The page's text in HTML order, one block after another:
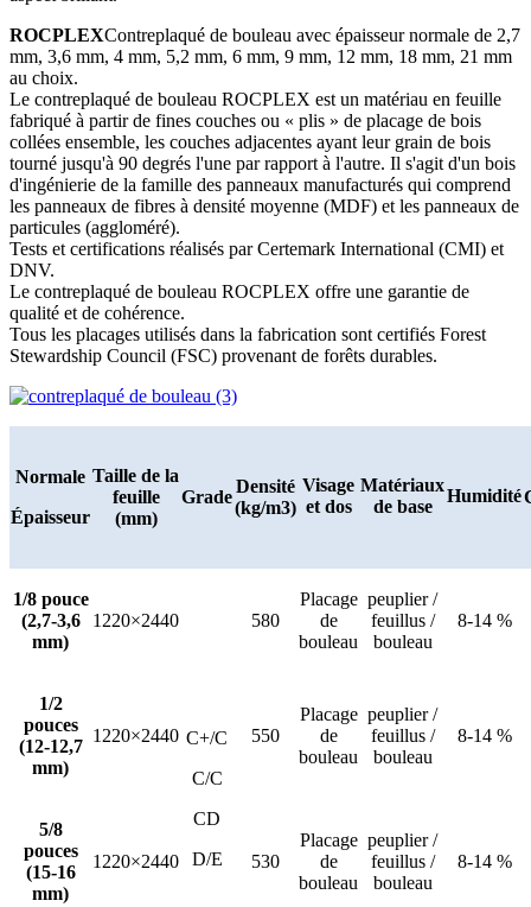
ROCPLEXContreplaqué de bouleau avec épaisseur normale de 2,7
mm, 3,6 mm, 4 mm, 5,2 mm, 6 mm, 9 mm, 12 mm, 18 mm, 21 mm
au choix.
Le contreplaqué de bouleau ROCPLEX est un matériau en feuille
fabriqué à partir de fines couches ou « plis » de placage de bois
collées ensemble, les couches adjacentes ayant leur grain de bois
tourné jusqu'à 90 degrés l'une par rapport à l'autre. Il s'agit d'un bois
d'ingénierie de la famille des panneaux manufacturés qui comprend
les panneaux de fibres à densité moyenne (MDF) et les panneaux de
particules (aggloméré).
Tests et certifications réalisés par Certemark International (CMI) et
DNV.
Le contreplaqué de bouleau ROCPLEX offre une garantie de
qualité et de cohérence.
Tous les placages utilisés dans la fabrication sont certifiés Forest
Stewardship Council (FSC) provenant de forêts durables.
Normale
Épaisseur
Taille de la
feuille
(mm)
Grade
Densité
(kg/m3)
Visage
et dos
Matériaux
de base
Humidité
1/8 pouce
(2,7-3,6
mm)
1220×2440
C+/C
C/C
CD
D/E
580
Placage
de
bouleau
peuplier /
feuillus /
bouleau
8-14 %
1/2
pouces
(12-12,7
mm)
1220×2440 550
Placage
de
bouleau
peuplier /
feuillus /
bouleau
8-14 %
5/8
pouces
(15-16
mm)
1220×2440 530
Placage
de
bouleau
peuplier /
feuillus /
bouleau
8-14 %